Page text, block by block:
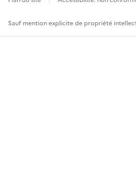
Sauf mention explicite de propriété